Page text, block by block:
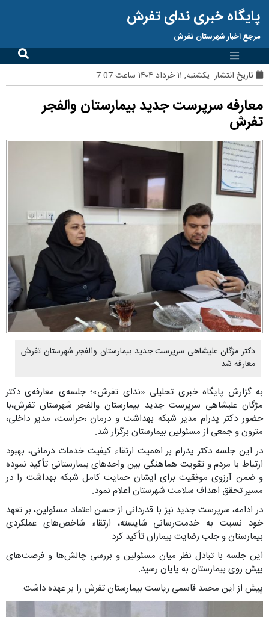
پایگاه خبری ندای تفرش
مرجع اخبار شهرستان تفرش
تاریخ انتشار: یکشنبه, ۱۱ خرداد ۱۴۰۴ ساعت:7:07
معارفه سرپرست جدید بیمارستان والفجر
تفرش
دکتر مژگان علیشاهی سرپرست جدید بیمارستان والفجر شهرستان تفرش
معارفه شد
به گزارش پایگاه خبری تحلیلی «ندای تفرش»؛ جلسه‌ی معارفه‌ی دکتر
مژگان علیشاهی سرپرست جدید بیمارستان والفجر شهرستان تفرش،با
حضور دکتر پدرام مدیر شبکه بهداشت و درمان ،حراست، مدیر داخلی،
مترون و جمعی از مسئولین بیمارستان برگزار شد.
در این جلسه دکتر پدرام بر اهمیت ارتقاء کیفیت خدمات درمانی، بهبود
ارتباط با مردم و تقویت هماهنگی بین واحدهای بیمارستانی تأکید نموده
و ضمن آرزوی موفقیت برای ایشان حمایت کامل شبکه بهداشت را در
مسیر تحقق اهداف سلامت شهرستان اعلام نمود.
در ادامه، سرپرست جدید نیز با قدردانی از حسن اعتماد مسئولین، بر تعهد
خود نسبت به خدمت‌رسانی شایسته، ارتقاء شاخص‌های عملکردی
بیمارستان و جلب رضایت بیماران تأکید کرد.
این جلسه با تبادل نظر میان مسئولین و بررسی چالش‌ها و فرصت‌های
پیش روی بیمارستان به پایان رسید.
پیش از این محمد قاسمی ریاست بیمارستان تفرش را بر عهده داشت.